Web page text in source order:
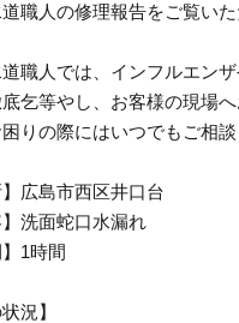
職人の修理報告をご覧い
職人では、インフルエン
乞等やし、お客様の現場
りの際にはいつでもご相談
】広島市西区井口台
】洗面蛇口水漏れ
】1時間
況】